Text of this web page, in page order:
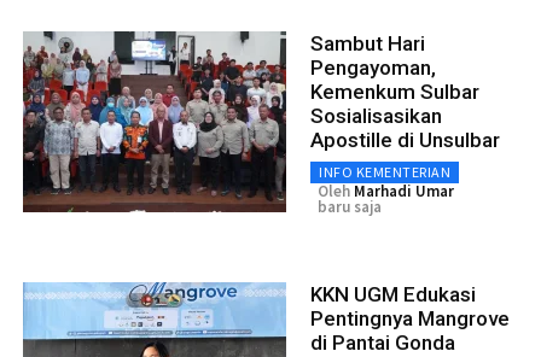
Sambut Hari
Pengayoman,
Kemenkum Sulbar
Sosialisasikan
Apostille di Unsulbar
INFO KEMENTERIAN
Oleh Marhadi Umar
baru saja
KKN UGM Edukasi
Pentingnya Mangrove
di Pantai Gonda